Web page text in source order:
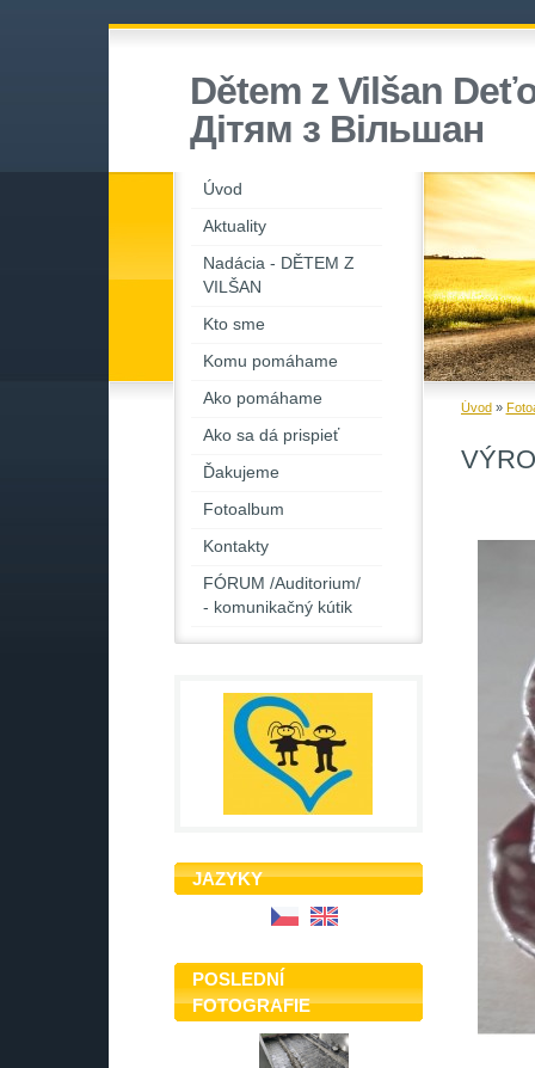
Dětem z Vilšan
Дiтям з Вiльшан
Úvod
Aktuality
Nadácia - DĚTEM Z
VILŠAN
Kto sme
Komu pomáhame
Ako pomáhame
Ako sa dá prispieť
Ďakujeme
Fotoalbum
Kontakty
FÓRUM /Auditorium/
- komunikačný kútik
JAZYKY
POSLEDNÍ
FOTOGRAFIE
Úvod»